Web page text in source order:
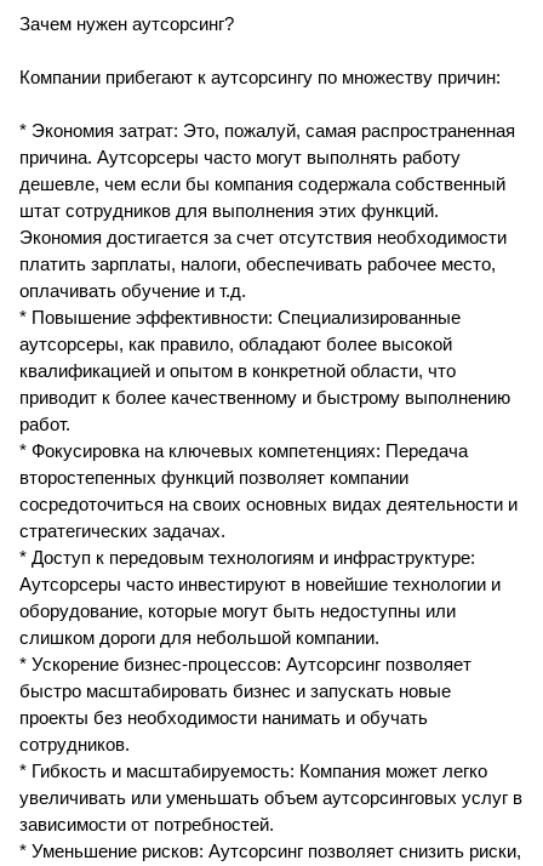
Зачем нужен аутсорсинг?
Компании прибегают к аутсорсингу по множеству причин:
* Экономия затрат: Это, пожалуй, самая распространенная
причина. Аутсорсеры часто могут выполнять работу
дешевле, чем если бы компания содержала собственный
штат сотрудников для выполнения этих функций.
Экономия достигается за счет отсутствия необходимости
платить зарплаты, налоги, обеспечивать рабочее место,
оплачивать обучение и т.д.
* Повышение эффективности: Специализированные
аутсорсеры, как правило, обладают более высокой
квалификацией и опытом в конкретной области, что
приводит к более качественному и быстрому выполнению
работ.
* Фокусировка на ключевых компетенциях: Передача
второстепенных функций позволяет компании
сосредоточиться на своих основных видах деятельности и
стратегических задачах.
* Доступ к передовым технологиям и инфраструктуре:
Аутсорсеры часто инвестируют в новейшие технологии и
оборудование, которые могут быть недоступны или
слишком дороги для небольшой компании.
* Ускорение бизнес-процессов: Аутсорсинг позволяет
быстро масштабировать бизнес и запускать новые
проекты без необходимости нанимать и обучать
сотрудников.
* Гибкость и масштабируемость: Компания может легко
увеличивать или уменьшать объем аутсорсинговых услуг в
зависимости от потребностей.
* Уменьшение рисков: Аутсорсинг позволяет снизить риски,